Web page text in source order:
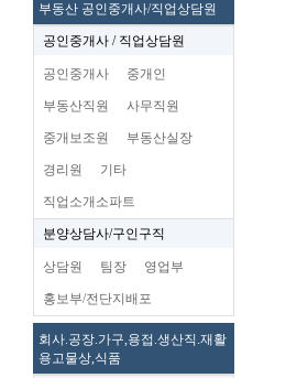
부동산 공인중개사/직업상담원
공인중개사 / 직업상담원
공인중개사 중개인
부동산직원 사무직원
중개보조원 부동산실장
경리원 기타
직업소개소파트
분양상담사/구인구직
상담원 팀장 영업부
홍보부/전단지배포
회사.공장.가구,용접.생산직.재활
용고물상,식품